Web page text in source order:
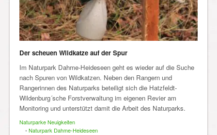
Der scheuen Wildkatze auf der Spur
Im Naturpark Dahme-Heideseen geht es wieder auf die Suche
nach Spuren von Wildkatzen. Neben den Rangern und
Rangerinnen des Naturparks beteiligt sich die Hatzfeldt-
Wildenburg´sche Forstverwaltung im eigenen Revier am
Monitoring und unterstützt damit die Arbeit des Naturparks.
Naturparke Neuigkeiten
• Naturpark Dahme-Heideseen